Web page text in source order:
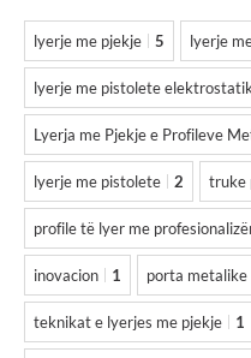
lyerje me pjekje 5 lyerje
lyerje me pistolete
Lyerja me Pjekje e Profileve
lyerje me pistolete 2 truke
profile të lyer me
inovacion 1 porta metalike
teknikat e lyerjes me pjekje 1